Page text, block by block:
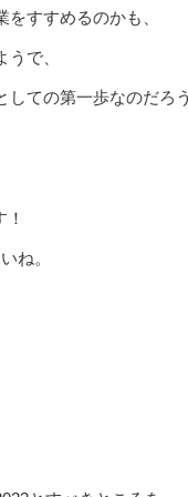
すすめるのかも、
で、
ての第一歩なのだろ
ね。